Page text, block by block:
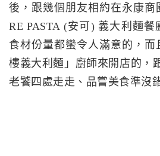
後，跟幾個朋友相約在永康商
RE PASTA (安可) 義大利麵餐
食材份量都蠻令人滿意的，
樓義大利麵」廚師來開店的，
老饕四處走走、品嘗美食準沒